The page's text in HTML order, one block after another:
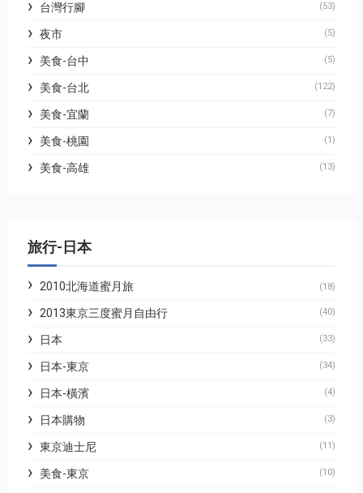
台灣行腳 (53)
夜市 (5)
美食-台中 (5)
美食-台北 (122)
美食-宜蘭 (7)
美食-桃園 (1)
美食-高雄 (13)
旅行-日本
2010北海道蜜月旅 (18)
2013東京三度蜜月自由行 (40)
日本 (33)
日本-東京 (34)
日本-橫濱 (4)
日本購物 (3)
東京迪士尼 (11)
美食-東京 (10)